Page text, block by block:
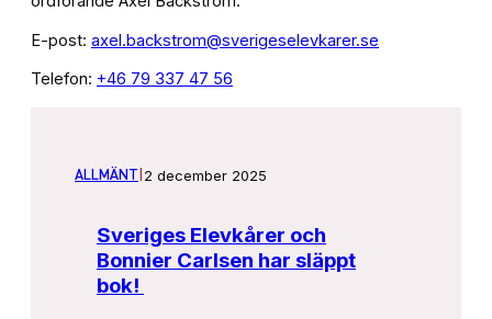
E-post: axel.backstrom@sverigeselevkarer.se
Telefon: +46 79 337 47 56
ALLMÄNT 2 december 2025
Sveriges Elevkårer och
Bonnier Carlsen har släppt
bok!